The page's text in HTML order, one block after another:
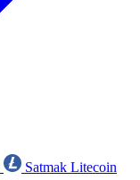
Satmak Litecoin